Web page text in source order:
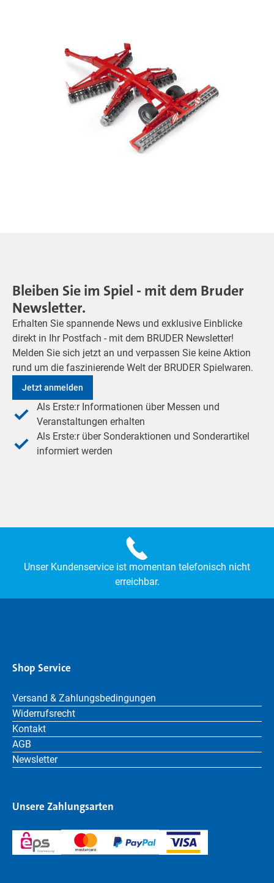
Bleiben Sie im Spiel - mit dem Bruder
Newsletter.
Erhalten Sie spannende News und exklusive Einblicke
direkt in Ihr Postfach - mit dem BRUDER Newsletter!
Melden Sie sich jetzt an und verpassen Sie keine Aktion
rund um die faszinierende Welt der BRUDER Spielwaren.
Jetzt anmelden
Als Erste:r Informationen über Messen und
Veranstaltungen erhalten
Als Erste:r über Sonderaktionen und Sonderartikel
informiert werden
Unser Kundenservice ist momentan telefonisch nicht
erreichbar.
Shop Service
Versand & Zahlungsbedingungen
Widerrufsrecht
Kontakt
AGB
Newsletter
Unsere Zahlungsarten